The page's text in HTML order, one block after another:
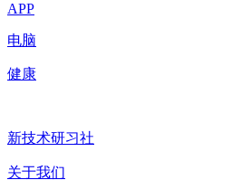
APP
电脑
健康
新技术研习社
关于我们